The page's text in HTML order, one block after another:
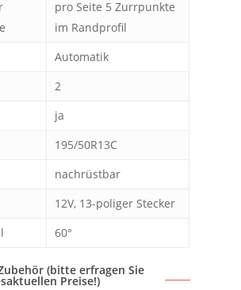
pro Seite 5 Zurrpunkte
im Randprofil
Automatik
2
ja
195/50R13C
nachrüstbar
12V, 13-poliger Stecker
60°
(bitte erfragen Sie
Preise!)